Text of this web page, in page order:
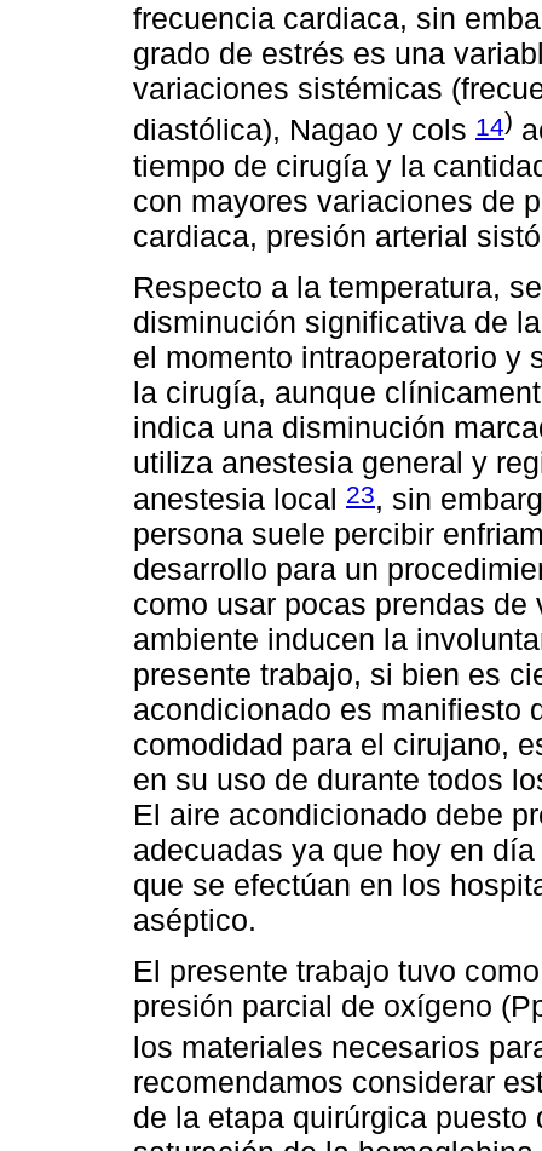
frecuencia cardiaca, sin
grado de estrés es una
variaciones sistémicas
diastólica), Nagao y cols 14)
tiempo de cirugía y la
con mayores variaciones de
cardiaca, presión arterial
Respecto a la temperatura,
disminución significativa de
el momento intraoperatorio y
la cirugía, aunque
indica una disminución
utiliza anestesia general y
anestesia local 23, sin
persona suele percibir
desarrollo para un
como usar pocas prendas
ambiente inducen la
presente trabajo, si bien es
acondicionado es manifiesto
comodidad para el cirujano,
en su uso de durante todos
El aire acondicionado debe
adecuadas ya que hoy en
que se efectúan en los
aséptico.
El presente trabajo tuvo
presión parcial de oxígeno
los materiales necesarios
recomendamos considerar
de la etapa quirúrgica